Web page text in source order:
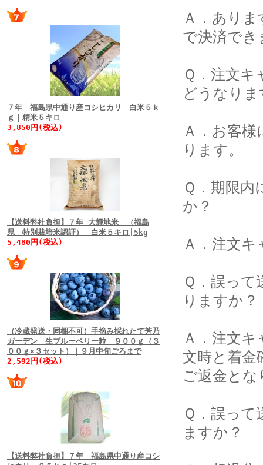
７年 福島県中通り産コシヒカリ 白米５ｋ
ｇ｜精米５キロ
3,850円(税込)
【送料弊社負担】７年 大輝地米 （福島
県 特別栽培米認証） 白米５キロ|5kg
5,480円(税込)
（冷蔵発送・同梱不可）手摘み採れたて芳乃
ガーデン 生ブルーベリー粒 ９００ｇ（３
００ｇ×３セット）｜９月中旬ごろまで
2,592円(税込)
【送料弊社負担】７年 福島県中通り産コシ
Ａ．あり
で決済でき
Ｑ．注文
どうなり
Ａ．お客
ります。
Ｑ．期限
か？
Ａ．注文
Ｑ．誤っ
りますか？
Ａ．注文
文時と着金
ご返金と
Ｑ．誤っ
ますか？